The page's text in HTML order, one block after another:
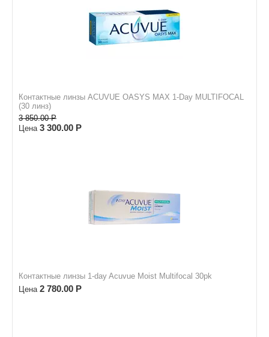
Контактные линзы ACUVUE OASYS MAX 1-Day MULTIFOCAL
(30 линз)
3 850.00 Р
Цена 3 300.00 Р
Контактные линзы 1-day Acuvue Moist Multifocal 30pk
Цена 2 780.00 Р